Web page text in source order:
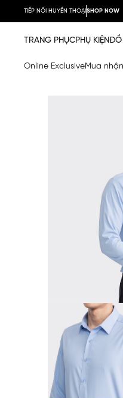
TIẾP NỐI HUYỀN THOẠISHOP NOW
TRANG PHỤCPHỤ KIỆNĐỒ
Online ExclusiveMua